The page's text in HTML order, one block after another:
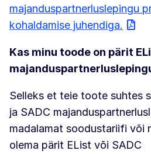
majanduspartnerluslepingu
kohaldamise juhendiga.
Kas minu toode on pärit
Selleks et teie toote suhtes
ja SADC
madalamat soodustariifi või
olema pärit EList või SADC